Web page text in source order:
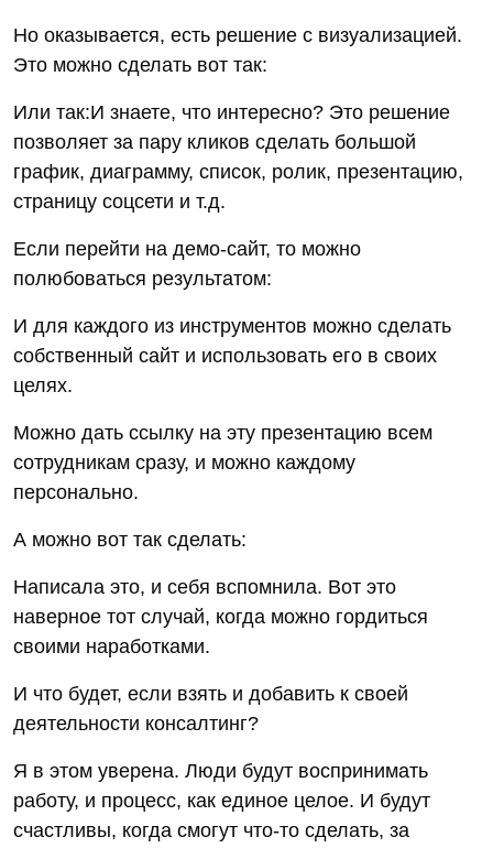
Но оказывается, есть решение с визуализацией.
Это можно сделать вот так:
Или так:И знаете, что интересно? Это решение
позволяет за пару кликов сделать большой
график, диаграмму, список, ролик, презентацию,
страницу соцсети и т.д.
Если перейти на демо-сайт, то можно
полюбоваться результатом:
И для каждого из инструментов можно сделать
собственный сайт и использовать его в своих
целях.
Можно дать ссылку на эту презентацию всем
сотрудникам сразу, и можно каждому
персонально.
А можно вот так сделать:
Написала это, и себя вспомнила. Вот это
наверное тот случай, когда можно гордиться
своими наработками.
И что будет, если взять и добавить к своей
деятельности консалтинг?
Я в этом уверена. Люди будут воспринимать
работу, и процесс, как единое целое. И будут
счастливы, когда смогут что-то сделать, за